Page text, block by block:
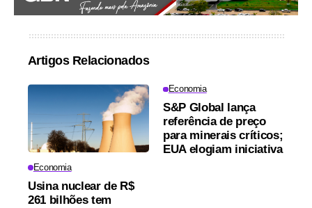
Artigos Relacionados
Economia
Usina nuclear de R$
261 bilhões tem
Economia
S&P Global lança
referência de preço
para minerais críticos;
EUA elogiam iniciativa